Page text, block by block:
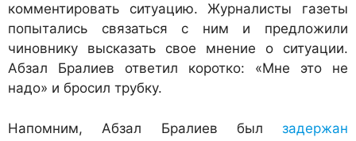
комментировать ситуацию. Журналисты газеты
попытались связаться с ним и предложили
чиновнику высказать свое мнение о ситуации.
Абзал Бралиев ответил коротко: «Мне это не
надо» и бросил трубку.
Напомним, Абзал Бралиев был задержан